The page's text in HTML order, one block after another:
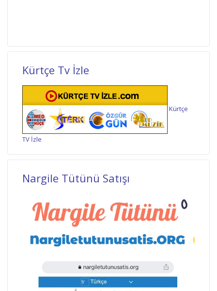
Kürtçe Tv İzle
Kürtçe
TV İzle
Nargile Tütünü Satışı